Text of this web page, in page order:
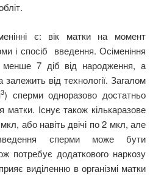
є: вік матки на момент
і спосіб введення. Осіменіння
менше 7 діб від народження, а
від технології. Загалом
3) сперми одноразово достатньо
матки. Існує також кількаразове
або навіть двічі по 2 мкл, але
сперми може бути
потребує додаткового наркозу
виділенню в організмі матки